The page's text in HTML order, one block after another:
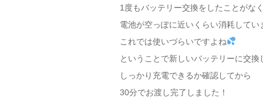
1度もバッテリー交換をしたことがなく
電池が空っぽに近いくらい消耗してい
これでは使いづらいですよね
ということで新しいバッテリーに交換
しっかり充電できるか確認してから
30分でお渡し完了しました！